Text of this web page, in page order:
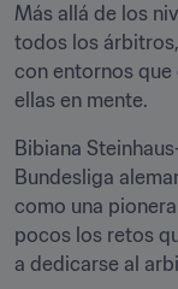
Más allá de los
todos los
con entornos
ellas en mente.
Bibiana
Bundesliga
como una
pocos los retos
a dedicarse al